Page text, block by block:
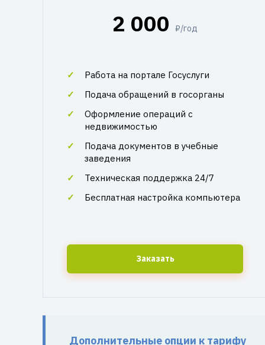
2 000 ₽/год
Работа на портале Госуслуги
Подача обращений в госорганы
Оформление операций с
недвижимостью
Подача документов в учебные
заведения
Техническая поддержка 24/7
Бесплатная настройка компьютера
Заказать
Дополнительные опции к тарифу